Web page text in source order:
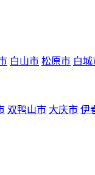
白山市 松原市 白城
双鸭山市 大庆市 伊